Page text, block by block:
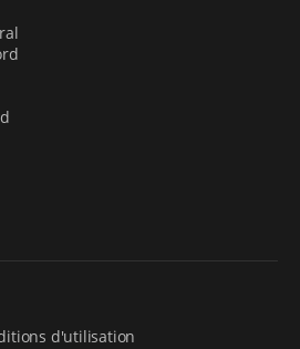
d'utilisation